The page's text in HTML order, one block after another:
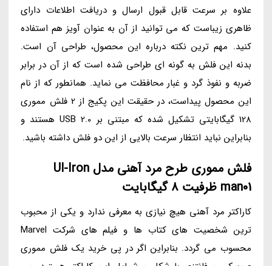
علاوه بر سرعت قابل قبول ارسال و دریافت اطلاعات دارای
ظاهری زیباست که می توانید از آن به عنوان آویز هم استفاده
کنید. مهم ترین نکته درباره این محصول، طراحی آن است.
بدنه این فلش به گونه ای طراحی شده است که از آن در برابر
ضربه و نفوذ گرد و غبار محافظت می نماید. همانطور که از نام
این محصول پیداست، در حقیقت این پکیج از 2 فلش مموری
128 گیگابایتی تشکیل شده که مبتنی بر USB 2.0 هستند و
بنابراین نباید انتظار سرعت بالایی از این دو فلش داشته باشید.
فلش مموری طرح مرد آهنی مدل Ul-Iron
man01 ظرفیت 8 گیگابایت
کاراکتر مرد آهنی هیچ نیازی به معرفی ندارد و یکی از محبوب
ترین شخصیت های کتاب ها و فیلم های شرکت Marvel
محسوب می گردد. بنابراین اگر در پی خرید یک فلش مموری